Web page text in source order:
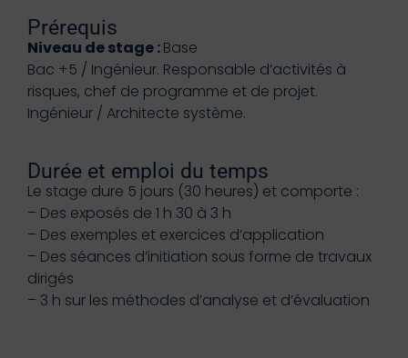
Prérequis
Niveau de stage :Base
Bac +5 / Ingénieur. Responsable d’activités à
risques, chef de programme et de projet.
Ingénieur / Architecte système.
Durée et emploi du temps
Le stage dure 5 jours (30 heures) et comporte :
– Des exposés de 1 h 30 à 3 h
– Des exemples et exercices d’application
– Des séances d’initiation sous forme de travaux
dirigés
– 3 h sur les méthodes d’analyse et d’évaluation